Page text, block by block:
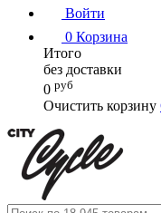
Войти
0 Корзина
Итого
без доставки
0 руб
Очистить корзину